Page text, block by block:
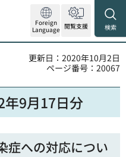
Foreign
Language 閲覧支援 検索
更新日：2020年10月2日
ページ番号：20067
9月17日分
症への対応につい